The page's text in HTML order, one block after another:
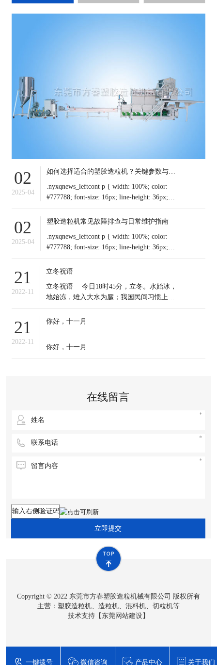
02
2025-04
如何选择适合的塑胶造粒机？关键参数与行业应用解析
.nyxqnews_leftcont p { width: 100%; color:
#777788; font-size: 16px; line-height: 36px;
text-indent: 0em !important; mar
02
2025-04
塑胶造粒机常见故障排查与日常维护指南
.nyxqnews_leftcont p { width: 100%; color:
#777788; font-size: 16px; line-height: 36px;
text-indent: 0em !important; mar
21
2022-11
立冬祝语
​立冬祝语 今日18时45分，立冬。水始冰，
地始冻，雉入大水为蜃；我国民间习惯上把
这一天作为冬季之始；冬天到来，今日起我
们应保证充足睡眠，多晒太阳，适时锻炼，
子碗，冻掉耳朵没人管”的说法。你那里立冬
吃啥？冬天来了，
21
2022-11
你好，十一月
你好，十一月
在线留言
立即提交
Copyright © 2022 东莞市方春塑胶造粒机械有限公司 版权所有
主营：塑胶造粒机、造粒机、混料机、切粒机等
技术支持【东莞网站建设】
一键拨号 微信咨询 产品中心 关于我们